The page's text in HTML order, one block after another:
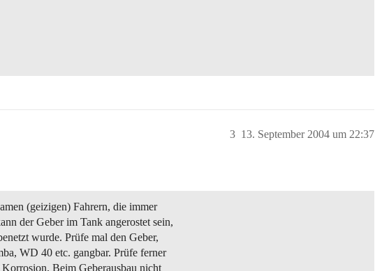
13. September 2004 um 22:37
3
(geizigen) Fahrern, die immer
der Geber im Tank angerostet sein,
wurde. Prüfe mal den Geber,
WD 40 etc. gangbar. Prüfe ferner
Beim Geberausbau nicht